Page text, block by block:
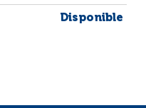
Disponible